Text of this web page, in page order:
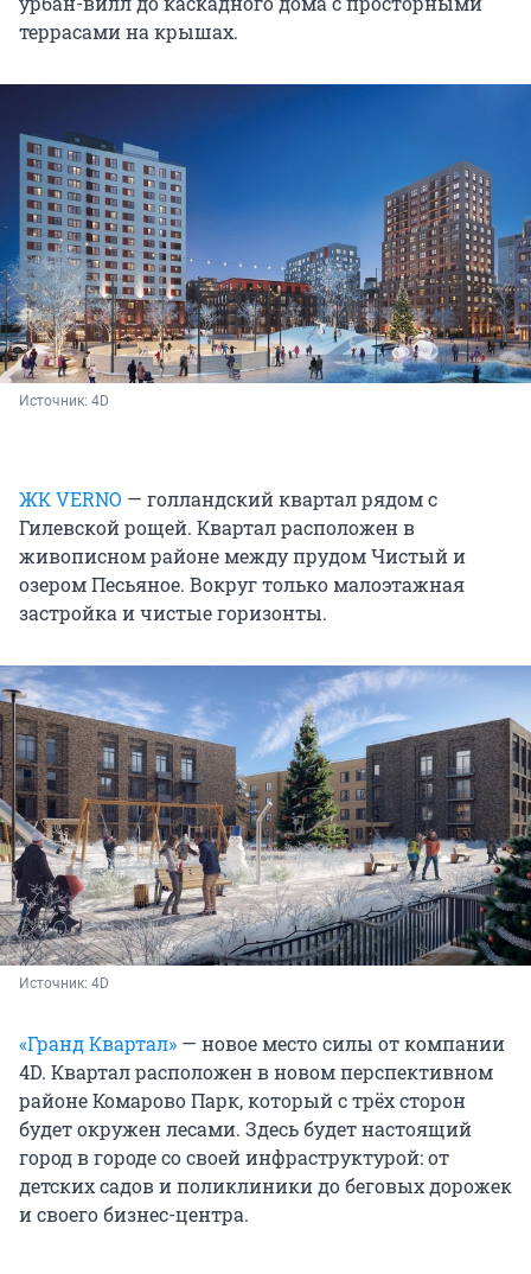
террасами на крышах.
Источник: 4D
ЖК VERNO — голландский квартал рядом с
Гилевской рощей. Квартал расположен в
живописном районе между прудом Чистый и
озером Песьяное. Вокруг только малоэтажная
застройка и чистые горизонты.
Источник: 4D
«Гранд Квартал» — новое место силы от компании
4D. Квартал расположен в новом перспективном
районе Комарово Парк, который с трёх сторон
будет окружен лесами. Здесь будет настоящий
город в городе со своей инфраструктурой: от
детских садов и поликлиники до беговых дорожек
и своего бизнес-центра.